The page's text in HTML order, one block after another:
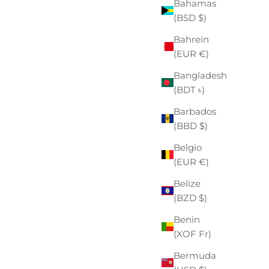
Bahamas
(BSD $)
Bahrein
(EUR €)
Bangladesh
(BDT ৳)
Barbados
(BBD $)
Belgio
(EUR €)
Belize
(BZD $)
Benin
(XOF Fr)
Bermuda